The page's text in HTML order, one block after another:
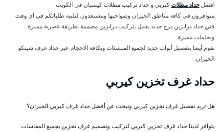
افضلحداد مظلاتكيربي و حداد تركيب مظلات كيسبان في الكويت
متوافرون في كافة مناطق الخيران وضواحيها ومستعدون لتلبية طلباتكم في اي وقت
فني حداد درابزين درج حديد يعمل بتركيب درابزين مصممة بطريقة عصرية مميزة
وبخامات مميزة.
نقوم أيضا بتفصيل أبواب حديد لجميع المنشئات وبكافة الاحجام عبر حداد غرف شينكو
الخيران.
حداد غرف تخزين كيربي
هل تريد تفصيل غرف تخزين كيربي وتبحث عن أفضل حداد غرف كيربي الخيران؟
يتوافر لدينا حداد غرف تخزين كيربي لتركيب وتصميم غرف تخزين بجميع المقاسات